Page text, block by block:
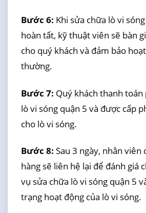
Bước 6: Khi sửa chữa lò vi
hoàn tất, kỹ thuật viên sẽ bàn
cho quý khách và đảm bảo
thường.
Bước 7: Quý khách thanh toán
lò vi sóng quận 5 và được cấp
cho lò vi sóng.
Bước 8: Sau 3 ngày, nhân viên
hàng sẽ liên hệ lại để đánh giá
vụ sửa chữa lò vi sóng quận 5
trạng hoạt động của lò vi sóng.